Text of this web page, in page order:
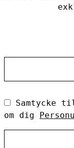
Samtycke
om dig